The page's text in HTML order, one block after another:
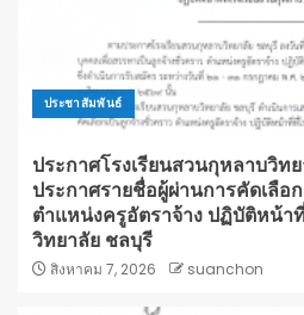
ประชาสัมพันธ์
ประกาศโรงเรียนสวนกุหลาบวิท
ประกาศรายชื่อผู้ผ่านการคัดเลือ
ตำแหน่งครูอัตราจ้าง ปฏิบัติหน้า
วิทยาลัย ชลบุรี
สิงหาคม 7, 2026 suanchon